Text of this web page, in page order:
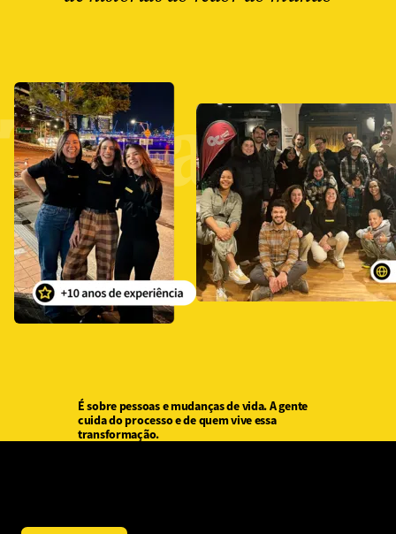
É sobre pessoas e mudanças de vida. A gente
cuida do processo e de quem vive essa
transformação.